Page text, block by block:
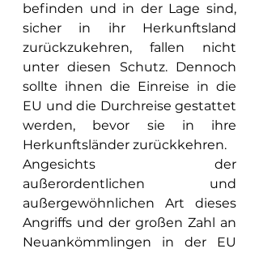
befinden und in der Lage sind,
sicher in ihr Herkunftsland
zurückzukehren, fallen nicht
unter diesen Schutz. Dennoch
sollte ihnen die Einreise in die
EU und die Durchreise gestattet
werden, bevor sie in ihre
Herkunftsländer zurückkehren.
Angesichts der
außerordentlichen und
außergewöhnlichen Art dieses
Angriffs und der großen Zahl an
Neuankömmlingen in der EU